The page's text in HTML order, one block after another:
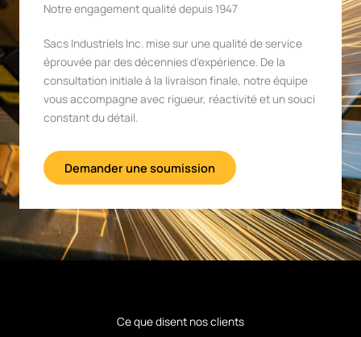
Notre engagement qualité depuis 1947
Sacs Industriels Inc. mise sur une qualité de service
éprouvée par des décennies d'expérience. De la
consultation initiale à la livraison finale, notre équipe
vous accompagne avec rigueur, réactivité et un souci
constant du détail.
Demander une soumission
Ce que disent nos clients